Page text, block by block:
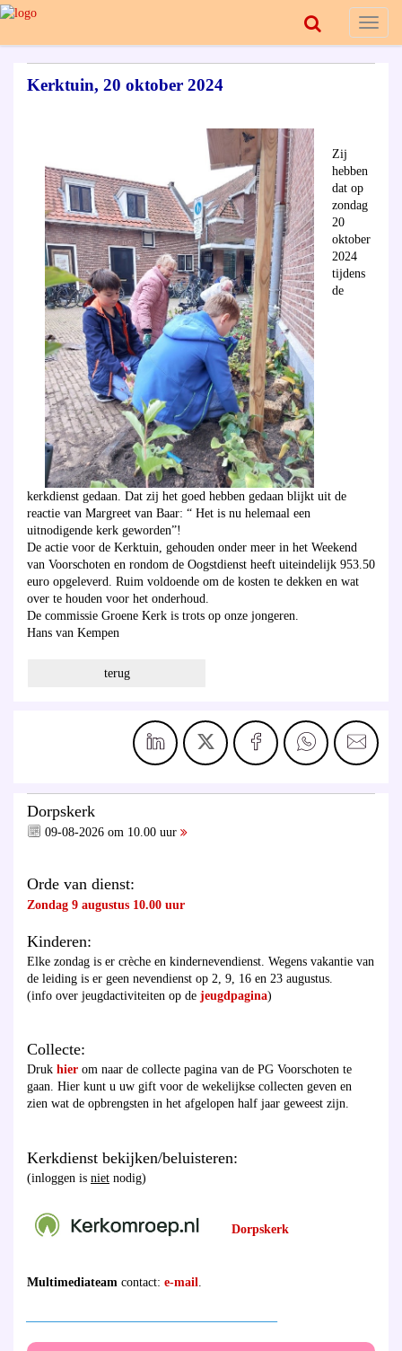
Toggle
Kerktuin, 20 oktober 2024
Zij
hebben
dat op
zondag
20
oktober
2024
tijdens
de
kerkdienst gedaan. Dat zij het goed hebben gedaan blijkt uit de
reactie van Margreet van Baar: “ Het is nu helemaal een
uitnodigende kerk geworden”!
De actie voor de Kerktuin, gehouden onder meer in het Weekend
van Voorschoten en rondom de Oogstdienst heeft uiteindelijk 953.50
euro opgeleverd. Ruim voldoende om de kosten te dekken en wat
over te houden voor het onderhoud.
De commissie Groene Kerk is trots op onze jongeren.
Hans van Kempen
terug
Dorpskerk
09-08-2026 om 10.00 uur
Orde van dienst:
Zondag 9 augustus 10.00 uur
Kinderen:
Elke zondag is er crèche en kindernevendienst. Wegens vakantie van
de leiding is er geen nevendienst op 2, 9, 16 en 23 augustus.
(info over jeugdactiviteiten op de jeugdpagina)
Collecte:
Druk hier om naar de collecte pagina van de PG Voorschoten te
gaan. Hier kunt u uw gift voor de wekelijkse collecten geven en
zien wat de opbrengsten in het afgelopen half jaar geweest zijn.
Kerkdienst bekijken/beluisteren:
(inloggen is niet nodig)
Dorpskerk
Multimediateam contact: e-mail